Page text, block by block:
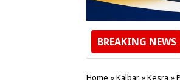
BREAKING NEWS
Home »Kalbar »Kesra »